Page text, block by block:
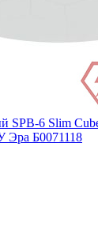
SPB-6 Slim
Эра Б0071118